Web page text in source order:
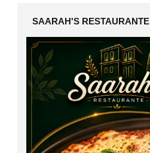
SAARAH'S RESTAURANTE